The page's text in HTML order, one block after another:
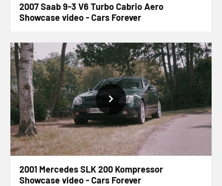
2007 Saab 9-3 V6 Turbo Cabrio Aero
Showcase video - Cars Forever
2001 Mercedes SLK 200 Kompressor
Showcase video - Cars Forever